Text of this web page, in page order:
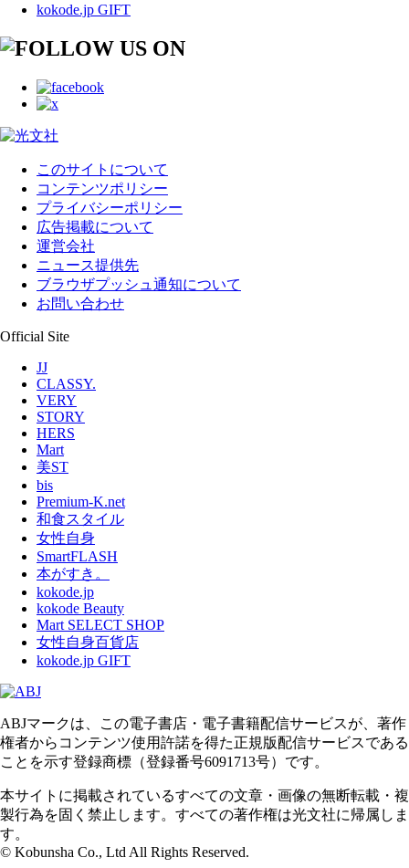
kokode.jp GIFT
このサイトについて
コンテンツポリシー
プライバシーポリシー
広告掲載について
運営会社
ニュース提供先
ブラウザプッシュ通知について
お問い合わせ
Official Site
JJ
CLASSY.
VERY
STORY
HERS
Mart
美ST
bis
Premium-K.net
和食スタイル
女性自身
SmartFLASH
本がすき。
kokode.jp
kokode Beauty
Mart SELECT SHOP
女性自身百貨店
kokode.jp GIFT
ABJマークは、この電子書店・電子書籍配信サービスが、著作
権者からコンテンツ使用許諾を得た正規版配信サービスである
ことを示す登録商標（登録番号6091713号）です。
本サイトに掲載されているすべての文章・画像の無断転載・複
製行為を固く禁止します。すべての著作権は光文社に帰属しま
す。
© Kobunsha Co., Ltd All Rights Reserved.